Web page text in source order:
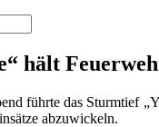
hält
führte das Sturmtief
abzuwickeln.